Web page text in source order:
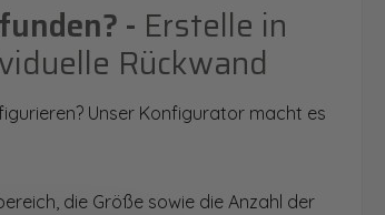
- Erstelle in
Rückwand
Unser Konfigurator macht es
die Größe sowie die Anzahl der